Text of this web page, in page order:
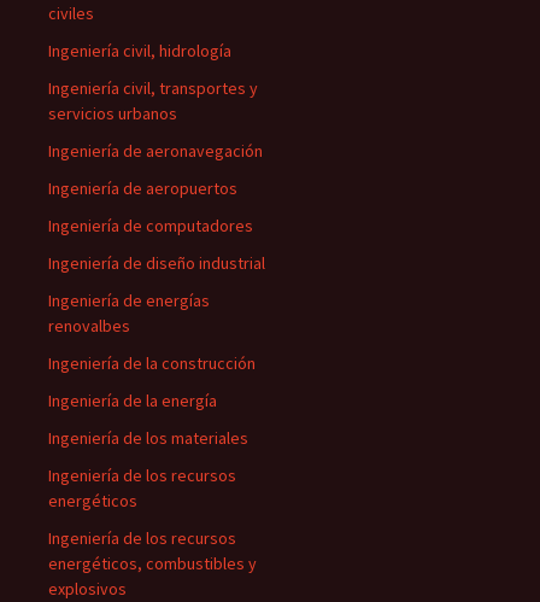
civiles
Ingeniería civil, hidrología
Ingeniería civil, transportes y
servicios urbanos
Ingeniería de aeronavegación
Ingeniería de aeropuertos
Ingeniería de computadores
Ingeniería de diseño industrial
Ingeniería de energías
renovalbes
Ingeniería de la construcción
Ingeniería de la energía
Ingeniería de los materiales
Ingeniería de los recursos
energéticos
Ingeniería de los recursos
energéticos, combustibles y
explosivos